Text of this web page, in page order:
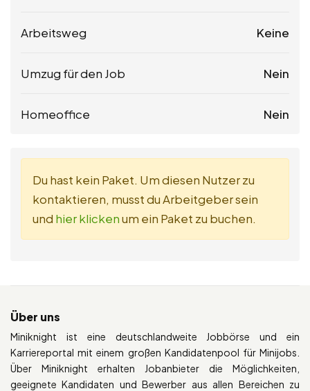
Arbeitsweg Keine
Umzug für den Job Nein
Homeoffice Nein
Du hast kein Paket. Um diesen Nutzer zu
kontaktieren, musst du Arbeitgeber sein
und hier klickenum ein Paket zu buchen.
Über uns
Miniknight ist eine deutschlandweite Jobbörse und ein
Karriereportal mit einem großen Kandidatenpool für Minijobs.
Über Miniknight erhalten Jobanbieter die Möglichkeiten,
geeignete Kandidaten und Bewerber aus allen Bereichen zu